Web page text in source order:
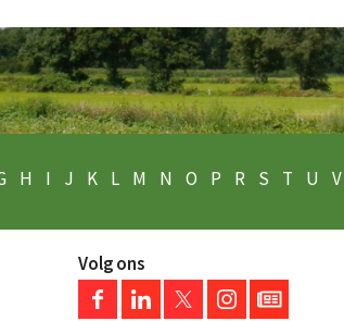
H I J K L M N O P R S T U V
Volg ons